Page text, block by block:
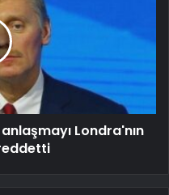
Londra'nın